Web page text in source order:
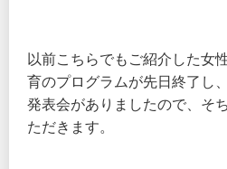
以前こちらでもご紹介した女
育のプログラムが先日終了し、
発表会がありましたので、そ
ただきます。